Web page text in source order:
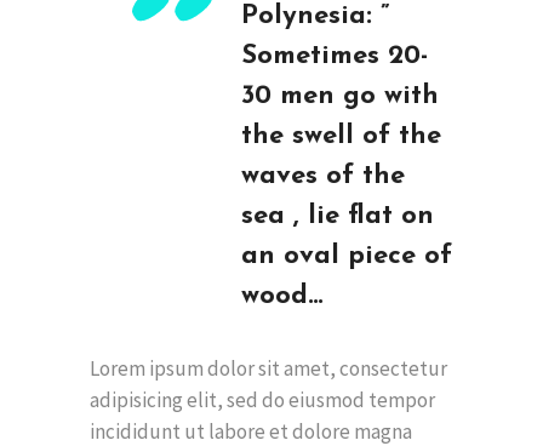
Polynesia: ”
Sometimes 20-
30 men go with
the swell of the
waves of the
sea , lie flat on
an oval piece of
wood…
Lorem ipsum dolor sit amet, consectetur
adipisicing elit, sed do eiusmod tempor
incididunt ut labore et dolore magna